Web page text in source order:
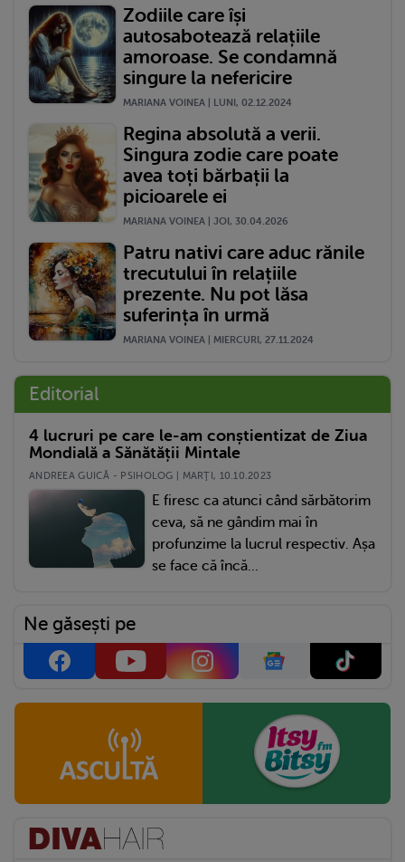
Zodiile care își
autosabotează relațiile
amoroase. Se condamnă
singure la nefericire
MARIANA VOINEA | LUNI, 02.12.2024
Regina absolută a verii.
Singura zodie care poate
avea toți bărbații la
picioarele ei
MARIANA VOINEA | JOI, 30.04.2026
Patru nativi care aduc rănile
trecutului în relațiile
prezente. Nu pot lăsa
suferința în urmă
MARIANA VOINEA | MIERCURI, 27.11.2024
Editorial
4 lucruri pe care le-am conștientizat de Ziua
Mondială a Sănătății Mintale
ANDREEA GUICĂ - PSIHOLOG | MARŢI, 10.10.2023
E firesc ca atunci când sărbătorim
ceva, să ne gândim mai în
profunzime la lucrul respectiv. Așa
se face că încă...
Ne găsești pe